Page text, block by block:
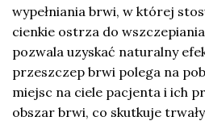
wypełniania brwi, w której
cienkie ostrza do
pozwala uzyskać naturalny
przeszczep brwi polega na
miejsc na ciele pacjenta i ich
obszar brwi, co skutkuje